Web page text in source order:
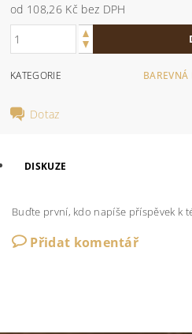
od 108,26 Kč bez DPH
KATEGORIE BAREVNÁ
Dotaz
DISKUZE
Buďte první, kdo napíše příspěvek k
Přidat komentář